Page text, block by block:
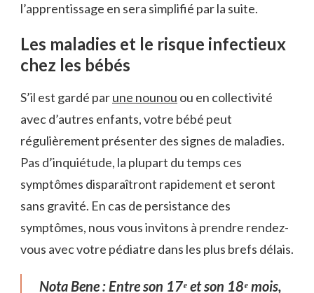
l’apprentissage en sera simplifié par la suite.
Les maladies et le risque infectieux
chez les bébés
S’il est gardé parune nounou ou en collectivité
avec d’autres enfants, votre bébé peut
régulièrement présenter des signes de maladies.
Pas d’inquiétude, la plupart du temps ces
symptômes disparaîtront rapidement et seront
sans gravité. En cas de persistance des
symptômes, nous vous invitons à prendre rendez-
vous avec votre pédiatre dans les plus brefs délais.
Nota Bene : Entre son 17ᵉ et son 18ᵉ mois,